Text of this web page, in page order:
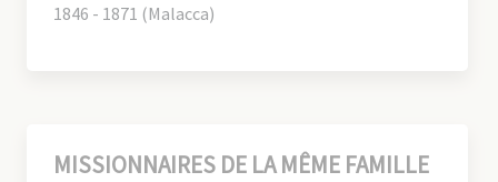
1846 - 1871 (Malacca)
MISSIONNAIRES DE LA MÊME FAMILLE